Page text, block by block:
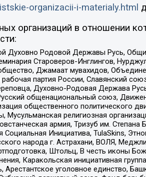
organizacii-i-materialy.html
организаций в отношении
Духовно Родовой Державы Русь,
Староверов-Инглингов,
Джамаат мувахидов,
партия России, Славянский
Духовно-Родовая Держава
общенациональный союз,
общественного политического
религиозная
армия, Тризуб им. Степана
Инициатива, TulaSkins,
народа г. Астрахани, ВОЛЯ,
Штольц, В честь иконы
Каракольская инициативная
Арестантское уголовное единство,